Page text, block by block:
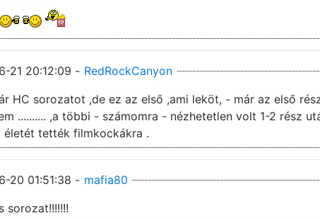
21 20:12:09 - RedRockCanyon
HC sorozatot ,de ez az első ,ami leköt, - már az első
.......... ,a többi - számomra - nézhetetlen volt 1-2 rész
életét tették filmkockákra .
20 01:51:38 - mafia80
sorozat!!!!!!!